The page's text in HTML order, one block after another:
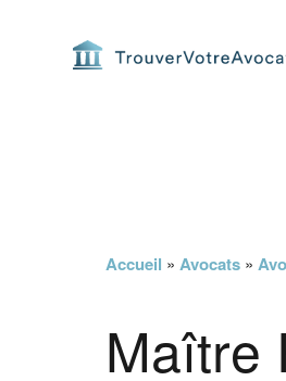
Accueil » Avocats »
Maître